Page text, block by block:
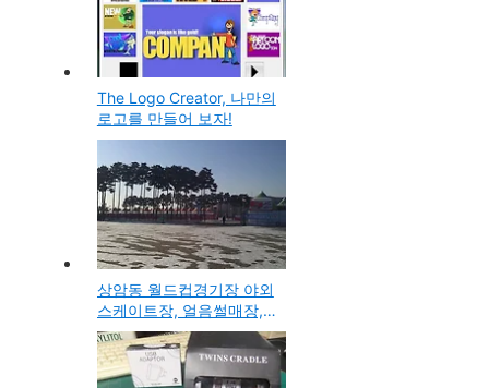
The Logo Creator, 나만의
로고를 만들어 보자!
상암동 월드컵경기장 야외
스케이트장, 얼음썰매장,
코베썰매장 개장